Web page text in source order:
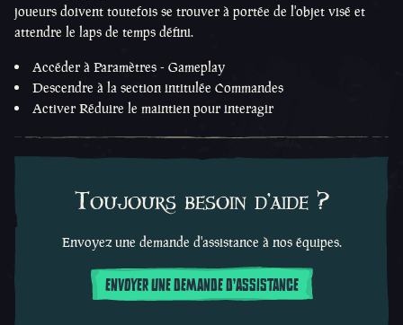
joueurs doivent toutefois se trouver à portée de l'objet visé et
attendre le laps de temps défini.
Accéder à Paramètres - Gameplay
Descendre à la section intitulée Commandes
Activer Réduire le maintien pour interagir
Toujours besoin d'aide ?
Envoyez une demande d'assistance à nos équipes.
ENVOYER UNE DEMANDE D'ASSISTANCE